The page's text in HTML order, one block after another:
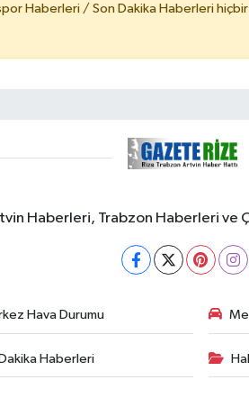
Haberleri / Son Dakika Haberleri
Haberleri, Trabzon Haberleri
Hava Durumu
Haberleri